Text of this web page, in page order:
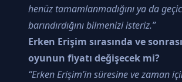
henüz tamamlanmadığını ya da
barındırdığını bilmenizi isteriz.”
Erken Erişim sırasında ve
oyunun fiyatı değişecek mi?
“Erken Erişim’in süresine ve zaman